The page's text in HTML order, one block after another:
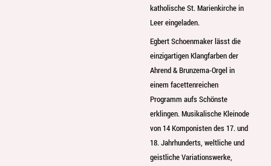
katholische St. Marienkirche in
Leer eingeladen.
Egbert Schoenmaker lässt die
einzigartigen Klangfarben der
Ahrend & Brunzema-Orgel in
einem facettenreichen
Programm aufs Schönste
erklingen. Musikalische Kleinode
von 14 Komponisten des 17. und
18. Jahrhunderts, weltliche und
geistliche Variationswerke,